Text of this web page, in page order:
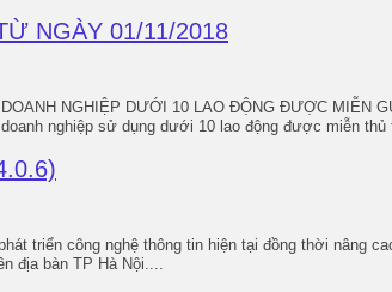
NGÀY 01/11/2018
NGHIỆP DƯỚI 10 LAO ĐỘNG ĐƯỢC MIỄN
nghiệp sử dụng dưới 10 lao động được miễn
triển công nghệ thông tin hiện tại đồng thời nâng
địa bàn TP Hà Nội....